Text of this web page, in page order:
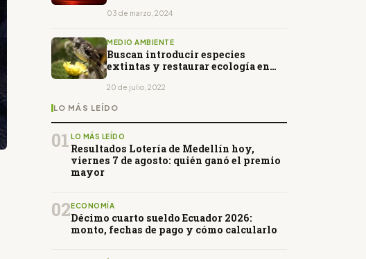
03 de marzo, 2024
MEDIO AMBIENTE
Buscan introducir especies
extintas y restaurar ecología en
20 de julio, 2022
LO MÁS LEÍDO
01 LO MÁS LEÍDO
Resultados Lotería de Medellín hoy,
viernes 7 de agosto: quién ganó el premio
mayor
02 ECONOMÍA
Décimo cuarto sueldo Ecuador 2026:
monto, fechas de pago y cómo calcularlo